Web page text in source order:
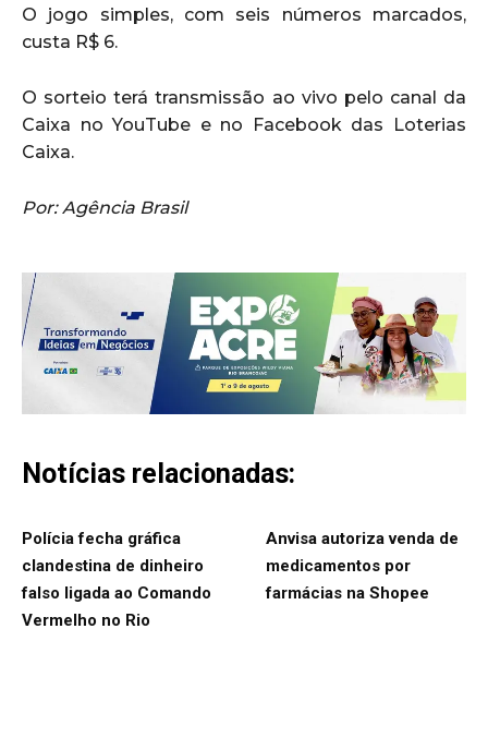
O jogo simples, com seis números marcados,
custa R$ 6.
O sorteio terá transmissão ao vivo pelo canal da
Caixa no YouTube e no Facebook das Loterias
Caixa.
Por: Agência Brasil
Notícias relacionadas:
Polícia fecha gráfica
clandestina de dinheiro
falso ligada ao Comando
Vermelho no Rio
Anvisa autoriza venda de
medicamentos por
farmácias na Shopee